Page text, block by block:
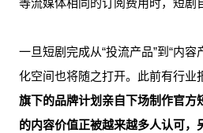
等流媒体相同的订阅费用时，短剧
一旦短剧完成从“投流产品”到“内
化空间也将随之打开。此前有行业
旗下的品牌计划亲自下场制作官方
的内容价值正被越来越多人认可，